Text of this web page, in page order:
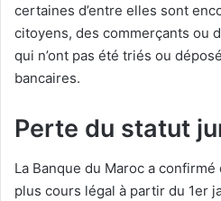
certaines d’entre elles sont
citoyens, des commerçants ou
qui n’ont pas été triés ou
bancaires.
Perte du statut
La Banque du Maroc a
plus cours légal à partir du 1er